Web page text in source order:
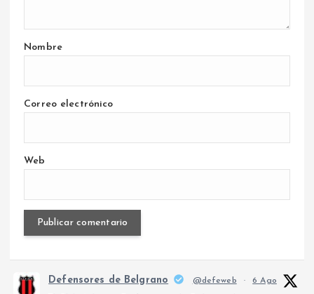
Nombre
Correo electrónico
Web
Defensores de Belgrano @defeweb · 6 Ago